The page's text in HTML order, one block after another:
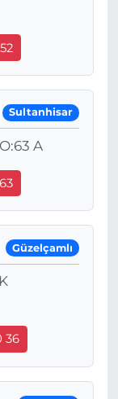
Sultanhisar
A
Güzelçamlı
36